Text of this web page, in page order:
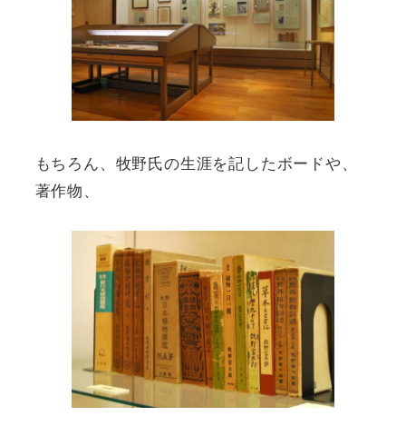
もちろん、牧野氏の生涯を記したボードや、
著作物、